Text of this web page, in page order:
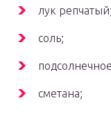
лук репчатый;
соль;
сметана;